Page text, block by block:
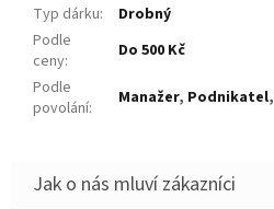
Typ dárku:
Drobný
Podle
ceny:
Do 500 Kč
Podle
povolání: Manažer, Podnikatel,